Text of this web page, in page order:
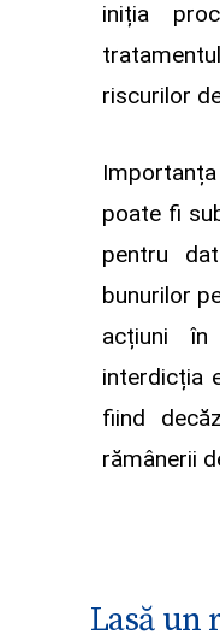
iniția
riscurilor
poate fi
pentru
bunurilor
acțiuni în
interdicția
fiind
rămânerii
Lasă un